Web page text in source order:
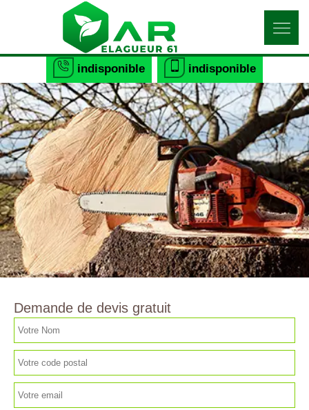
indisponible indisponible
Demande de devis gratuit